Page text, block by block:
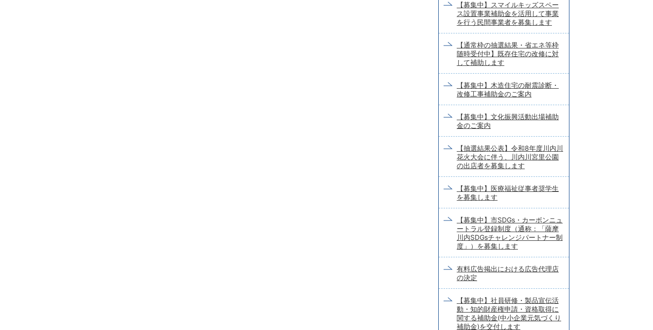
【募集中】スマイルキッズスペー
ス設置事業補助金を活用して事業
を行う民間事業者を募集します
【通常枠の抽選結果・省エネ等枠
随時受付中】既存住宅の改修に対
して補助します
【募集中】木造住宅の耐震診断・
改修工事補助金のご案内
【募集中】文化振興活動出場補助
金のご案内
【抽選結果公表】令和8年度川内川
花火大会に伴う、川内川宮里公園
の出店者を募集します
【募集中】医療福祉従事者奨学生
を募集します
【募集中】市SDGs・カーボンニュ
ートラル登録制度（通称：「薩摩
川内SDGsチャレンジパートナー制
度」）を募集します
有料広告掲出における広告代理店
の決定
【募集中】社員研修・製品宣伝活
動・知的財産権申請・資格取得に
関する補助金(中小企業元気づくり
補助金)を交付します